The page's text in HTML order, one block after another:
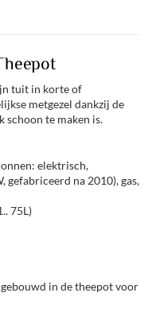
tuit in korte of
metgezel dankzij de
schoon te maken is.
elektrisch,
gefabriceerd na 2010), gas,
75L)
in de theepot voor